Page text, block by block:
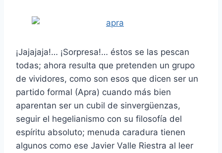
¡Jajajaja!… ¡Sorpresa!… éstos se las pescan
todas; ahora resulta que pretenden un grupo
de vividores, como son esos que dicen ser un
partido formal (Apra) cuando más bien
aparentan ser un cubil de sinvergüenzas,
seguir el hegelianismo con su filosofía del
espíritu absoluto; menuda caradura tienen
algunos como ese Javier Valle Riestra al leer